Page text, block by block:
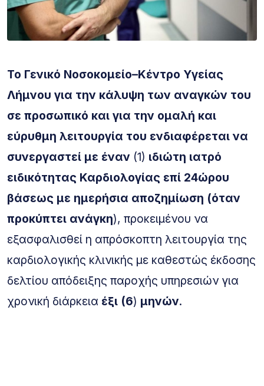
Το Γενικό Νοσοκομείο–Κέντρο Υγείας
Λήμνου για την κάλυψη των αναγκών του
σε προσωπικό και για την ομαλή και
εύρυθμη λειτουργία του ενδιαφέρεται να
συνεργαστεί με έναν (1) ιδιώτη ιατρό
ειδικότητας Καρδιολογίας επί 24ώρου
βάσεως με ημερήσια αποζημίωση (όταν
προκύπτει ανάγκη), προκειμένου να
εξασφαλισθεί η απρόσκοπτη λειτουργία της
καρδιολογικής κλινικής με καθεστώς έκδοσης
δελτίου απόδειξης παροχής υπηρεσιών για
χρονική διάρκεια έξι (6) μηνών.